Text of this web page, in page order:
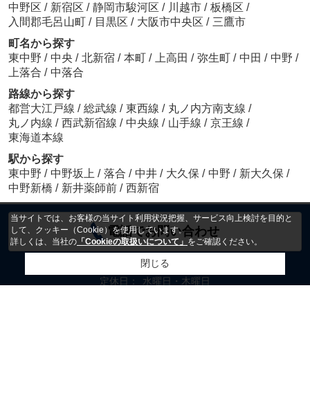
中野区 / 新宿区 / 静岡市駿河区 / 川越市 / 板橋区 /
入間郡毛呂山町 / 目黒区 / 大阪市中央区 / 三鷹市
町名から探す
東中野 / 中央 / 北新宿 / 本町 / 上高田 / 弥生町 / 中田 / 中野 /
上落合 / 中落合
路線から探す
都営大江戸線 / 総武線 / 東西線 / 丸ノ内方南支線 /
丸ノ内線 / 西武新宿線 / 中央線 / 山手線 / 京王線 /
東海道本線
駅から探す
東中野 / 中野坂上 / 落合 / 中井 / 大久保 / 中野 / 新大久保 /
中野新橋 / 新井薬師前 / 西新宿
電話でお問い合わせ
営業時間： 10:00～18:00
定休日：
水曜日・木曜日
当サイトでは、お客様の当サイト利用状況把握、サービス向上検討を目的と
して、クッキー（Cookie）を使用しています。
詳しくは、当社の 「Cookieの取扱いについて」 をご確認ください。
閉じる